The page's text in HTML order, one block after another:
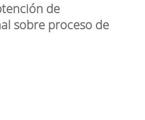
de
sobre proceso de